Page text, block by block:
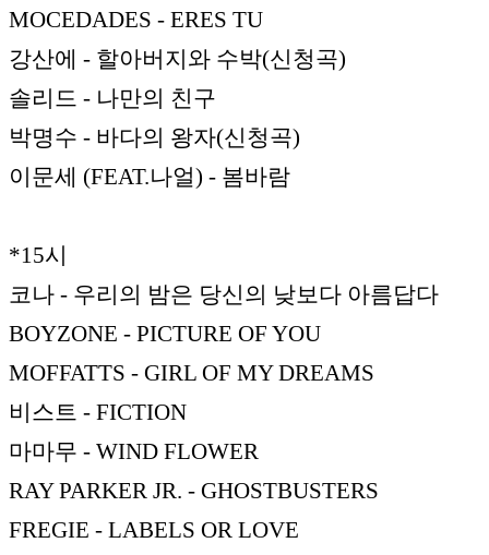
MOCEDADES - ERES TU
강산에 - 할아버지와 수박(신청곡)
솔리드 - 나만의 친구
박명수 - 바다의 왕자(신청곡)
이문세 (FEAT.나얼) - 봄바람
*15시
코나 - 우리의 밤은 당신의 낮보다 아름답다
BOYZONE - PICTURE OF YOU
MOFFATTS - GIRL OF MY DREAMS
비스트 - FICTION
마마무 - WIND FLOWER
RAY PARKER JR. - GHOSTBUSTERS
FREGIE - LABELS OR LOVE